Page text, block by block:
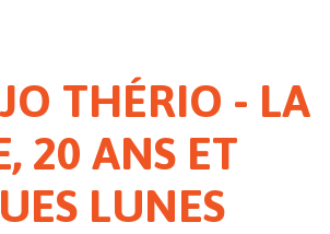
THÉRIO - LA
20 ANS ET
LUNES